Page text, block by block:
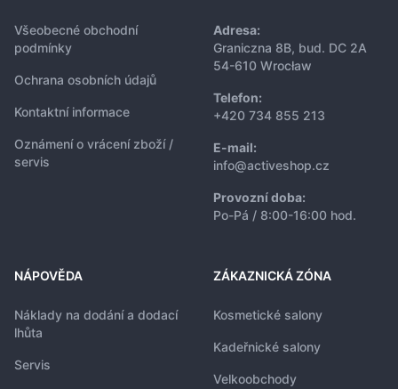
Všeobecné obchodní
podmínky
Ochrana osobních údajů
Kontaktní informace
Oznámení o vrácení zboží /
servis
Adresa:
Graniczna 8B, bud. DC 2A
54-610 Wrocław
Telefon:
+420 734 855 213
E-mail:
info@activeshop.cz
Provozní doba:
Po-Pá / 8:00-16:00 hod.
NÁPOVĚDA
Náklady na dodání a dodací
lhůta
Servis
ZÁKAZNICKÁ ZÓNA
Kosmetické salony
Kadeřnické salony
Velkoobchody